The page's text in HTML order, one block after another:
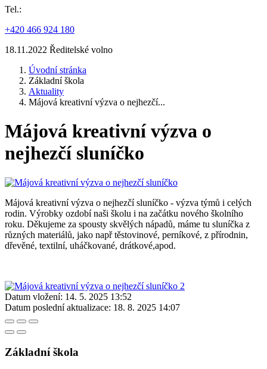
Tel.:
+420 466 924 180
18.11.2022 Ředitelské volno
Úvodní stránka
Základní škola
Aktuality
Májová kreativní výzva o nejhezčí...
Májová kreativní výzva o
nejhezčí sluníčko
Májová kreativní výzva o nejhezčí sluníčko - výzva týmů i celých
rodin. Výrobky ozdobí naši školu i na začátku nového školního
roku. Děkujeme za spousty skvělých nápadů, máme tu sluníčka z
různých materiálů, jako např těstovinové, perníkové, z přírodnin,
dřevěné, textilní, uháčkované, drátkové,apod.
Datum vložení: 14. 5. 2025 13:52
Datum poslední aktualizace: 18. 8. 2025 14:07
Základní škola